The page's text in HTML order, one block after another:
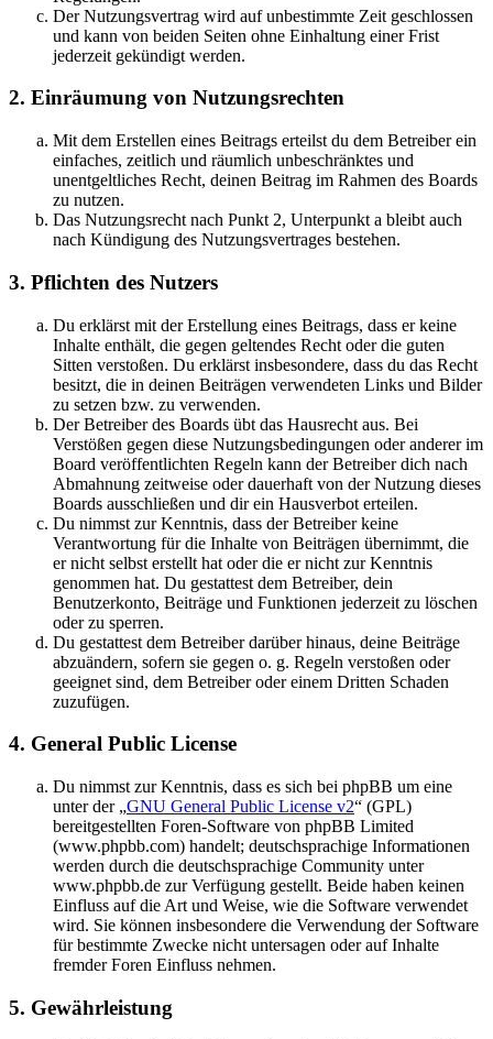
Der Nutzungsvertrag wird auf unbestimmte Zeit geschlossen
und kann von beiden Seiten ohne Einhaltung einer Frist
jederzeit gekündigt werden.
2. Einräumung von Nutzungsrechten
Mit dem Erstellen eines Beitrags erteilst du dem Betreiber ein
einfaches, zeitlich und räumlich unbeschränktes und
unentgeltliches Recht, deinen Beitrag im Rahmen des Boards
zu nutzen.
Das Nutzungsrecht nach Punkt 2, Unterpunkt a bleibt auch
nach Kündigung des Nutzungsvertrages bestehen.
3. Pflichten des Nutzers
Du erklärst mit der Erstellung eines Beitrags, dass er keine
Inhalte enthält, die gegen geltendes Recht oder die guten
Sitten verstoßen. Du erklärst insbesondere, dass du das Recht
besitzt, die in deinen Beiträgen verwendeten Links und Bilder
zu setzen bzw. zu verwenden.
Der Betreiber des Boards übt das Hausrecht aus. Bei
Verstößen gegen diese Nutzungsbedingungen oder anderer im
Board veröffentlichten Regeln kann der Betreiber dich nach
Abmahnung zeitweise oder dauerhaft von der Nutzung dieses
Boards ausschließen und dir ein Hausverbot erteilen.
Du nimmst zur Kenntnis, dass der Betreiber keine
Verantwortung für die Inhalte von Beiträgen übernimmt, die
er nicht selbst erstellt hat oder die er nicht zur Kenntnis
genommen hat. Du gestattest dem Betreiber, dein
Benutzerkonto, Beiträge und Funktionen jederzeit zu löschen
oder zu sperren.
Du gestattest dem Betreiber darüber hinaus, deine Beiträge
abzuändern, sofern sie gegen o. g. Regeln verstoßen oder
geeignet sind, dem Betreiber oder einem Dritten Schaden
zuzufügen.
4. General Public License
Du nimmst zur Kenntnis, dass es sich bei phpBB um eine
unter der „GNU General Public License v2“ (GPL)
bereitgestellten Foren-Software von phpBB Limited
(www.phpbb.com) handelt; deutschsprachige Informationen
werden durch die deutschsprachige Community unter
www.phpbb.de zur Verfügung gestellt. Beide haben keinen
Einfluss auf die Art und Weise, wie die Software verwendet
wird. Sie können insbesondere die Verwendung der Software
für bestimmte Zwecke nicht untersagen oder auf Inhalte
fremder Foren Einfluss nehmen.
5. Gewährleistung